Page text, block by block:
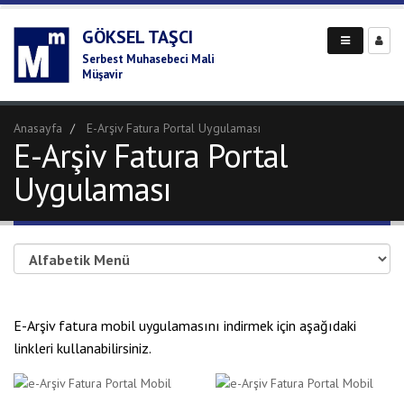
GÖKSEL TAŞCI
Serbest Muhasebeci Mali
Müşavir
Anasayfa E-Arşiv Fatura Portal Uygulaması
E-Arşiv Fatura Portal
Uygulaması
E-Arşiv fatura mobil uygulamasını indirmek için aşağıdaki
linkleri kullanabilirsiniz.